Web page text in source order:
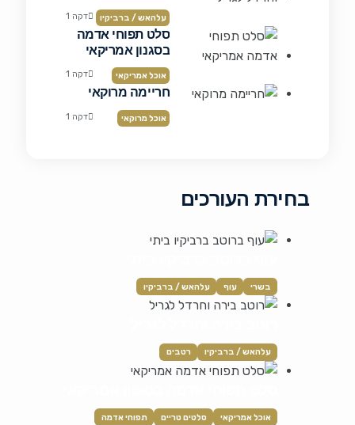
עלהאש / ברביקיו דקה 1
סלט תפוחי אדמה
בסגנון אמריקאי
אוכל אמריקאי דקה 1
חריימה מרוקאי
אוכל מרוקאי דקה 1
בחירת העורכים
בשרי עוף עלהאש / ברביקיו
עלהאש / ברביקיו רטבים
אוכל אמריקאי סלטים טריים תפוחי אדמה